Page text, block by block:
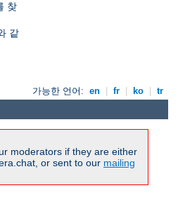
찾
같
가능한 언어: en fr ko tr
moderators if they are either
or sent to our mailing